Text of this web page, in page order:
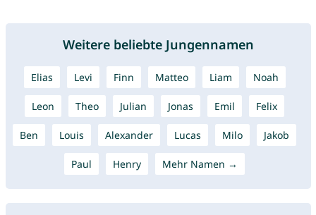
Weitere beliebte Jungennamen
Elias Levi Finn Matteo Liam Noah
Leon Theo Julian Jonas Emil Felix
Ben Louis Alexander Lucas Milo Jakob
Paul Henry Mehr Namen →